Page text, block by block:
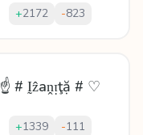
+2172 -823
☝ # Ḭẑаṋᴉţặ # ♡
+1339 -111